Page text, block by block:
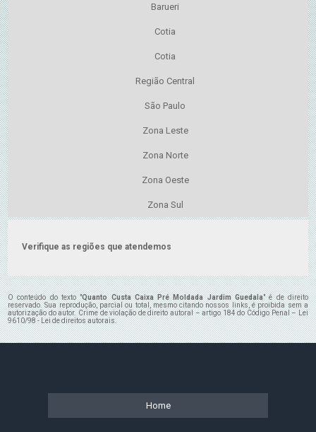
Barueri
Cotia
Cotia
Região Central
São Paulo
Zona Leste
Zona Norte
Zona Oeste
Zona Sul
Verifique as regiões que atendemos
O conteúdo do texto "Quanto Custa Caixa Pré Moldada Jardim Guedala" é de direito
reservado. Sua reprodução, parcial ou total, mesmo citando nossos links, é proibida sem a
autorização do autor. Crime de violação de direito autoral – artigo 184 do Código Penal –Lei
9610/98 - Lei de direitos autorais.
Home